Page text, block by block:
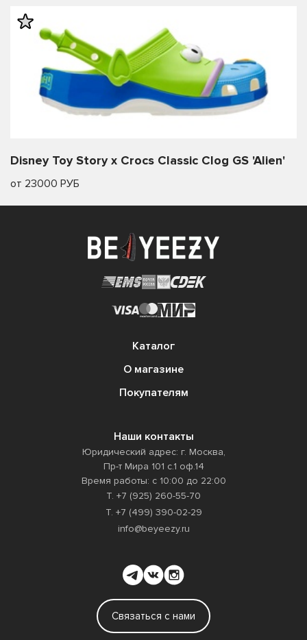
Disney Toy Story x Crocs Classic Clog GS 'Alien'
от 23000 РУБ
Каталог
О магазине
Покупателям
Наши контакты
Юридический адрес: г. Москва,
Пр-т Мира 101 с.1 оф.14
Время работы: с 10:00 до 22:00
Т. +7 (925) 260-55-70
Т. +7 (499) 390-02-29
info@beyeezy.ru
Связаться с нами